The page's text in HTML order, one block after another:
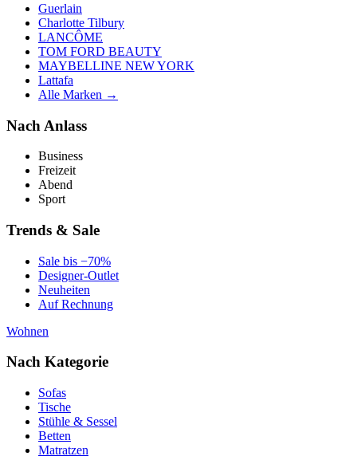
Guerlain
Charlotte Tilbury
LANCÔME
TOM FORD BEAUTY
MAYBELLINE NEW YORK
Lattafa
Alle Marken →
Nach Anlass
Business
Freizeit
Abend
Sport
Trends & Sale
Sale bis −70%
Designer-Outlet
Neuheiten
Auf Rechnung
Wohnen
Nach Kategorie
Sofas
Tische
Stühle & Sessel
Betten
Matratzen